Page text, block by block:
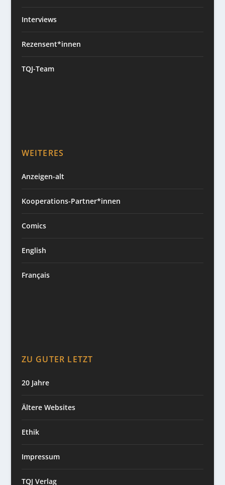
Interviews
Rezensent*innen
TQJ-Team
WEITERES
Anzeigen-alt
Kooperations-Partner*innen
Comics
English
Français
ZU GUTER LETZT
20 Jahre
Ältere Websites
Ethik
Impressum
TQJ Verlag